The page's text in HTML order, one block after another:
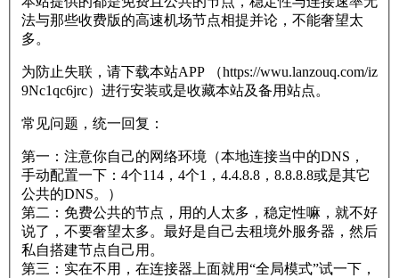
法与那些收费版的高速机场节点相提并论，不能奢望太
多。
为防止失联，请下载本站APP （https://wwu.lanzouq.com/iz
9Nc1qc6jrc）进行安装或是收藏本站及备用站点。
常见问题，统一回复：
第一：注意你自己的网络环境（本地连接当中的DNS，
手动配置一下：4个114，4个1，4.4.8.8，8.8.8.8或是其它
公共的DNS。）
第二：免费公共的节点，用的人太多，稳定性嘛，就不好
说了，不要奢望太多。最好是自己去租境外服务器，然后
私自搭建节点自己用。
第三：实在不用，在连接器上面就用“全局模式”试一下，